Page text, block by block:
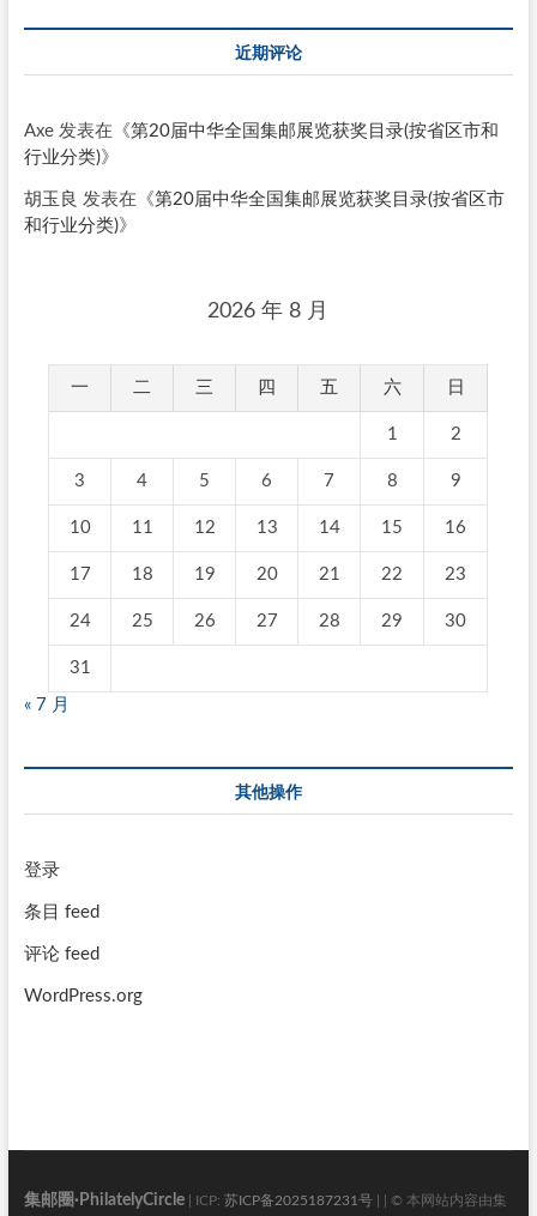
近期评论
Axe发表在《第20届中华全国集邮展览获奖目录(按省区市和
行业分类)》
胡玉良 发表在《第20届中华全国集邮展览获奖目录(按省区市
和行业分类)》
2026 年 8 月
一 二 三 四 五 六 日
1 2
3 4 5 6 7 8 9
10 11 12 13 14 15 16
17 18 19 20 21 22 23
24 25 26 27 28 29 30
31
« 7 月
其他操作
登录
条目 feed
评论 feed
WordPress.org
集邮圈·PhilatelyCircle| ICP: 苏ICP备2025187231号| | © 本网站内容由集